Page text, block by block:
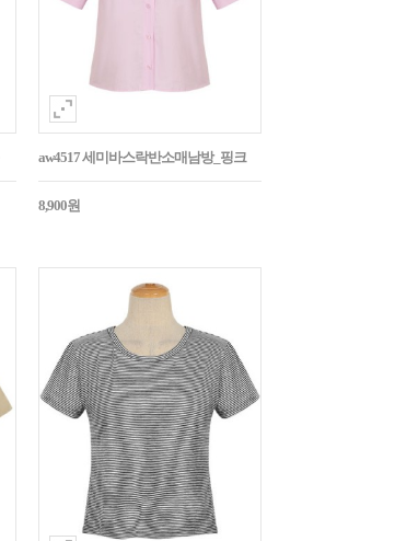
aw4517 세미바스락반소매남방_핑크
8,900원